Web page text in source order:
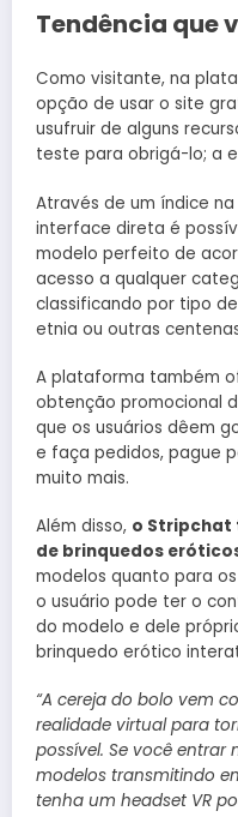
Tendência que
Como visitante, na
opção de usar o site
usufruir de alguns
teste para obrigá-lo; a
Através de um índice
interface direta é
modelo perfeito de
acesso a qualquer
classificando por tipo
etnia ou outras
A plataforma também
obtenção promocional
que os usuários dêem
e faça pedidos, pague
muito mais.
Além disso, o Stripchat
de brinquedos
modelos quanto para
o usuário pode ter o
do modelo e dele
brinquedo erótico
“A cereja do bolo vem
realidade virtual para
possível. Se você entrar
modelos transmitindo
tenha um headset VR